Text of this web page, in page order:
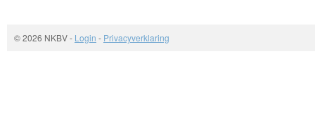
© 2026 NKBV- Login - Privacyverklaring